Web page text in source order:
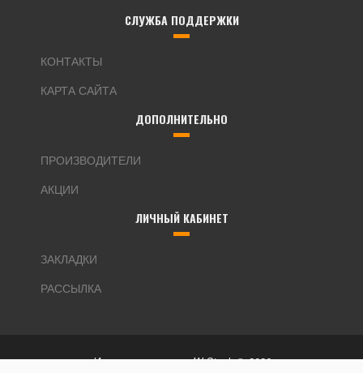
СЛУЖБА ПОДДЕРЖКИ
КОНТАКТЫ
КАРТА САЙТА
ДОПОЛНИТЕЛЬНО
ПРОИЗВОДИТЕЛИ
АКЦИИ
ЛИЧНЫЙ КАБИНЕТ
ЗАКЛАДКИ
РАССЫЛКА
Интернет магазин W-Stock © 2026